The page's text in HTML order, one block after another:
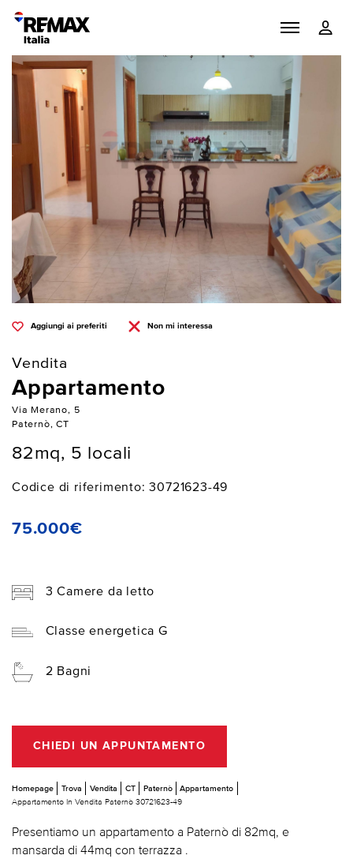
Aggiungi ai preferiti Non mi interessa
Vendita
Appartamento
Via Merano, 5
Paternò, CT
82mq, 5 locali
Codice di riferimento: 30721623-49
75.000€
3 Camere da letto
Classe energetica G
2 Bagni
CHIEDI UN APPUNTAMENTO
Homepage Trova Vendita CT Paternò
Appartamento
Appartamento In Vendita Paternò 30721623-49
Presentiamo un appartamento a Paternò di 82mq, e
mansarda di 44mq con terrazza .